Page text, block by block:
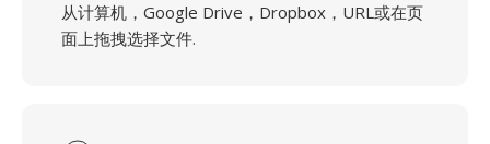
从计算机，Google Drive，Dropbox，URL或在页
面上拖拽选择文件.